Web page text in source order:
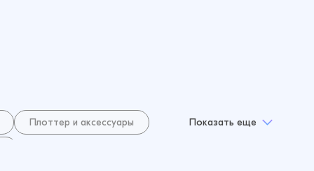
Плоттер и аксессуары Показать еще